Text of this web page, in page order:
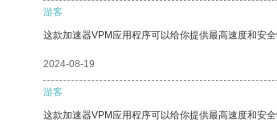
游客
这款加速器VPM应用程序可以给你提供最高速度和安
2024-08-19
游客
这款加速器VPM应用程序可以给你提供最高速度和安全